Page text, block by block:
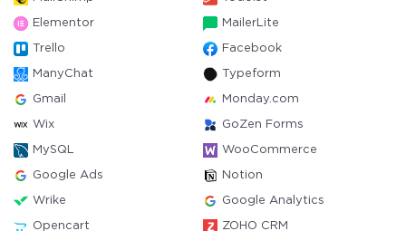
Elementor MailerLite
Trello Facebook
ManyChat Typeform
Gmail Monday.com
Wix GoZen Forms
MySQL WooCommerce
Google Ads Notion
Wrike Google Analytics
Opencart ZOHO CRM